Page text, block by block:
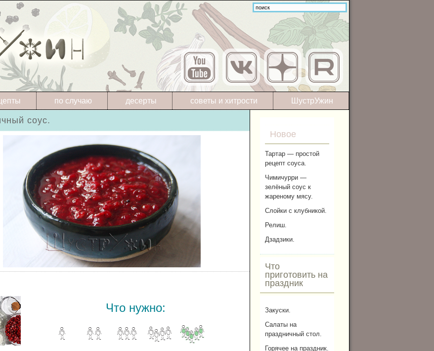
ШустрУжин
советы и хитрости
десерты
по случаю
Новое
Тартар — простой
рецепт соуса.
Чимичурри —
зелёный соус к
жареному мясу.
Слойки с клубникой.
Релиш.
Дзадзики.
Что
приготовить на
праздник
Закуски.
Салаты на
праздничный стол.
Горячее на праздник.
соус.
Что нужно: